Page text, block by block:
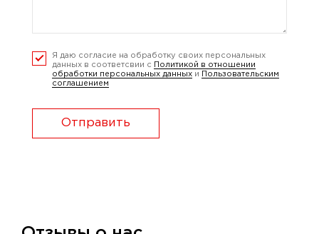
Я даю согласие на обработку своих персональных
данных в соответсвии с
Политикой в отношении
обработки персональных данных и
Пользовательским
соглашением
Отправить